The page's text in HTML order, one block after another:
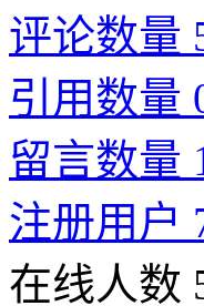
评论数量
引用数量
留言数量
注册用户
在线人数